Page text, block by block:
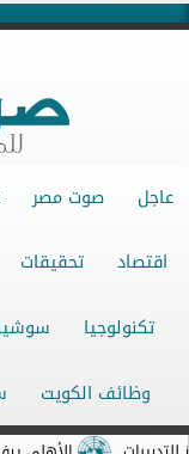
عاجل صوت مصر
اقتصاد تحقيقات
تكنولوجيا
وظائف الكويت